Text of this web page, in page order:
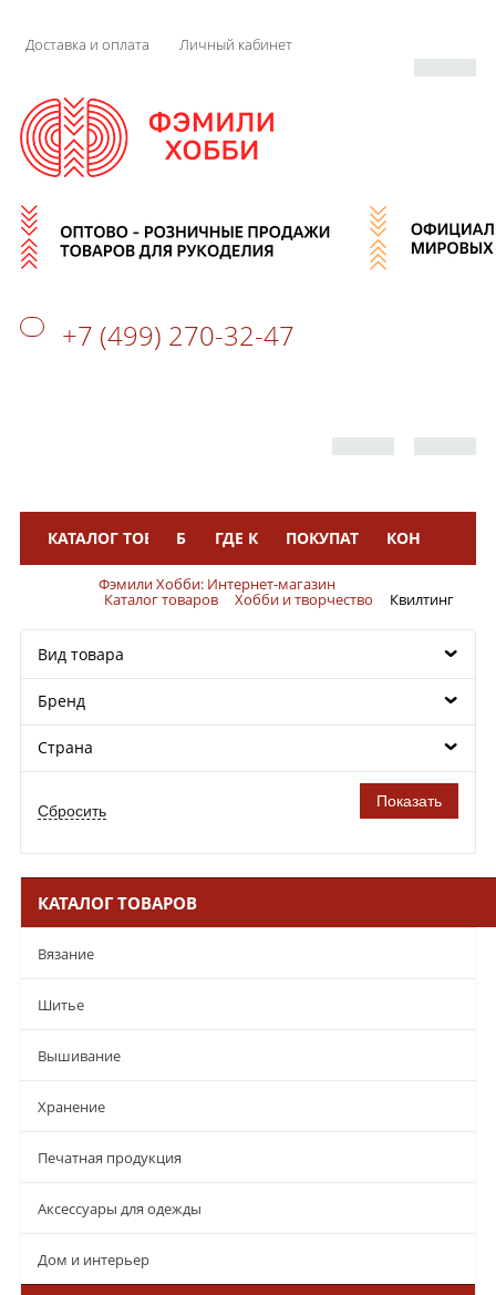
Доставка и оплата Личный кабинет
+7 (499) 270-32-47
КАТАЛОГ ТОВАРОВБРЕНДЫГДЕ КУПИТЬПОКУПАТЕЛЯМКОНТАКТЫ
Фэмили Хобби: Интернет-магазин
Каталог товаров Хобби и творчество Квилтинг
Вид товара
Бренд
Страна
КАТАЛОГ ТОВАРОВ
Вязание
Шитье
Вышивание
Хранение
Печатная продукция
Аксессуары для одежды
Дом и интерьер